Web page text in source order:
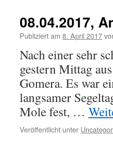
08.04.2017,
Publiziert am 8. April 2017
Nach einer sehr
gestern Mittag
Gomera. Es war
langsamer
Mole fest, …
Veröffentlicht unter